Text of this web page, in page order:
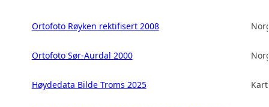
Ortofoto Røyken rektifisert 2008
Ortofoto Sør-Aurdal 2000
Høydedata Bilde Troms 2025